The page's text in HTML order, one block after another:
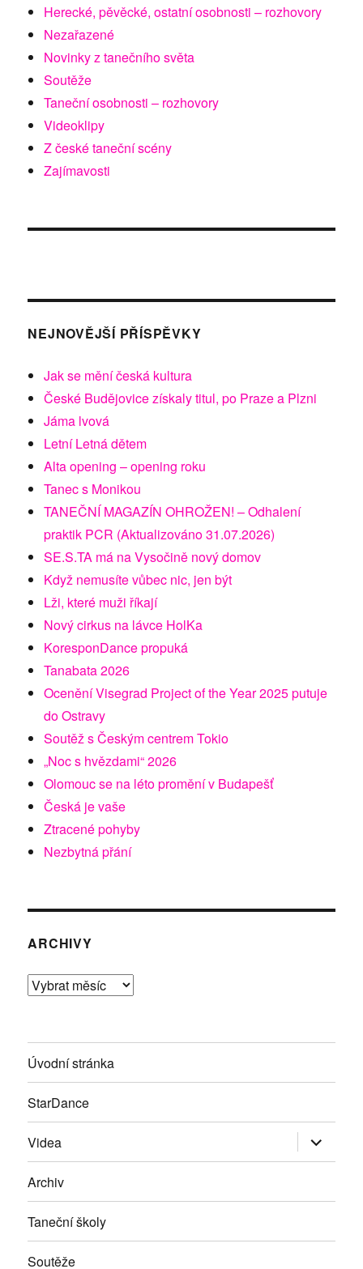
Herecké, pěvěcké, ostatní osobnosti – rozhovory
Nezařazené
Novinky z tanečního světa
Soutěže
Taneční osobnosti – rozhovory
Videoklipy
Z české taneční scény
Zajímavosti
NEJNOVĚJŠÍ PŘÍSPĚVKY
Jak se mění česká kultura
České Budějovice získaly titul, po Praze a Plzni
Jáma lvová
Letní Letná dětem
Alta opening – opening roku
Tanec s Monikou
TANEČNÍ MAGAZÍN OHROŽEN! – Odhalení
praktik PCR (Aktualizováno 31.07.2026)
SE.S.TA má na Vysočině nový domov
Když nemusíte vůbec nic, jen být
Lži, které muži říkají
Nový cirkus na lávce HolKa
KoresponDance propuká
Tanabata 2026
Ocenění Visegrad Project of the Year 2025 putuje
do Ostravy
Soutěž s Českým centrem Tokio
„Noc s hvězdami“ 2026
Olomouc se na léto promění v Budapešť
Česká je vaše
Ztracené pohyby
Nezbytná přání
ARCHIVY
Archivy
Úvodní stránka
StarDance
Videa Zobrazit
položky
Archiv
Taneční školy
Soutěže